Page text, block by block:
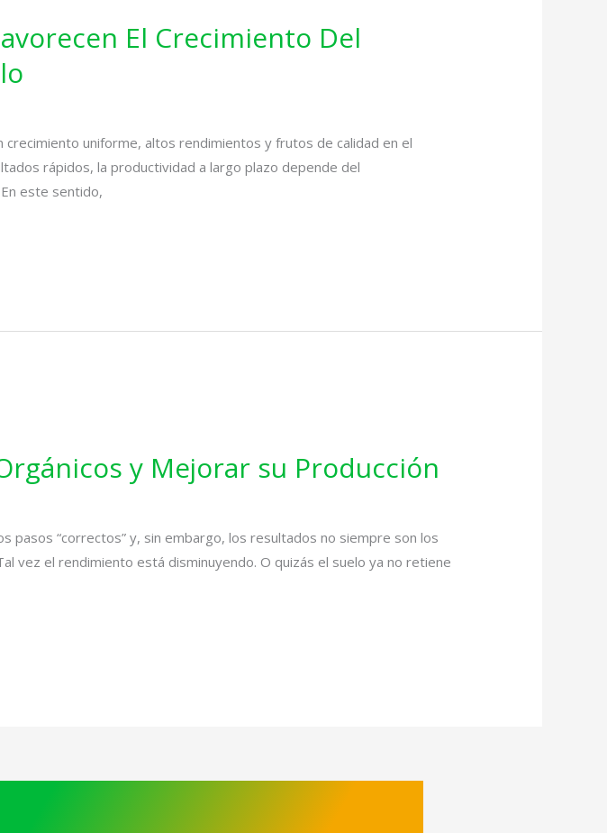
El Crecimiento Del
uniforme, altos rendimientos y frutos de calidad en el
rápidos, la productividad a largo plazo depende del
este sentido,
y Mejorar su Producción
pasos “correctos” y, sin embargo, los resultados no siempre son los
vez el rendimiento está disminuyendo. O quizás el suelo ya no retiene